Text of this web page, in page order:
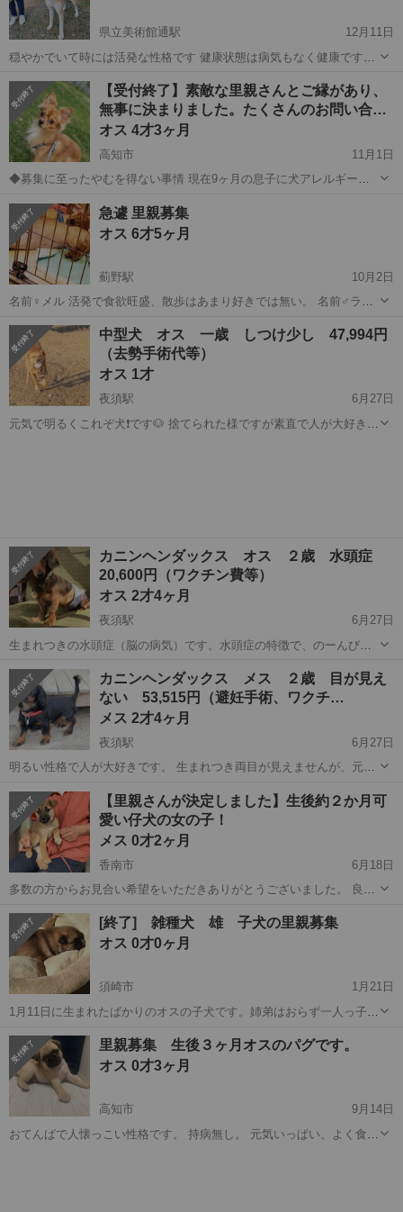
県立美術館通駅
12月11日
穏やかでいて時には活発な性格です 健康状態は病気もなく健康です。
たを募集します。
高知 高知市 県立美術館通駅 その他
【受付終了】素敵な里親さんとご縁があり、
無事に決まりました。たくさんのお問い合…
オス 4才3ヶ月
高知市
11月1日
◆募集に至ったやむを得ない事情 現在9ヶ月の息子に犬アレルギーが
在は飼育しています。主人に対しては警戒心が強いので世話をする事
ができず私が1人で世話をしていますが...
高知 高知市 チワワ 去勢手術
急遽 里親募集
オス 6才5ヶ月
薊野駅
10月2日
名前♀メル 活発で食欲旺盛、散歩はあまり好きでは無い。 名前♂ライ
髪のみです。吠えるので躾もあまりなっておりません。 急遽募集です
ので、お急ぎです。...
高知 高知市 薊野駅 ライト
中型犬 オス 一歳 しつけ少し 47,994円
（去勢手術代等）
オス 1才
夜須駅
6月27日
元気で明るくこれぞ犬❗️です🐶 捨てられた様ですが素直で人が大好きで
カニンヘンダックス オス ２歳 水頭症
20,600円（ワクチン費等）
オス 2才4ヶ月
夜須駅
6月27日
生まれつきの水頭症（脳の病気）です。水頭症の特徴で、のーんびり
その場でくるくる回ります。この子はご飯の時に数秒程度で終わりま
す。 普段はお気に入りの場所でゴロゴ...
高知 香南市 犬
カニンヘンダックス メス ２歳 目が見え
ない 53,515円（避妊手術、ワクチ…
メス 2才4ヶ月
夜須駅
6月27日
明るい性格で人が大好きです。 生まれつき両目が見えませんが、元気
ます。人が大好きです大喜びで甘えます。 しっかりと人の顔を見てい
て特に違和感はありません。 家も...
高知 香南市 夜須駅 犬 両目
【里親さんが決定しました】生後約２か月可
愛い仔犬の女の子！
メス 0才2ヶ月
香南市
6月18日
多数の方からお見合い希望をいただきありがとうございました。 良い
た。 里親さんから、いつも写真と動画を送っていただき、安心してい
ました。 引き続き大切...
高知 香南市 犬 ワクチン
[終了] 雑種犬 雄 子犬の里親募集
オス 0才0ヶ月
須崎市
1月21日
1月11日に生まれたばかりのオスの子犬です。姉弟はおらず一人っ子で
定にしています。 ３月11日以降にお渡ししたいと思います。 譲渡決定
しました。
高知 須崎市 その他 雑種犬
里親募集 生後３ヶ月オスのパグです。
オス 0才3ヶ月
高知市
9月14日
おてんばで人懐っこい性格です。 持病無し。 元気いっぱい、よく食